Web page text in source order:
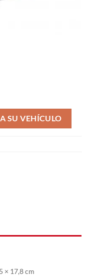
SU VEHÍCULO
× 17,8 cm